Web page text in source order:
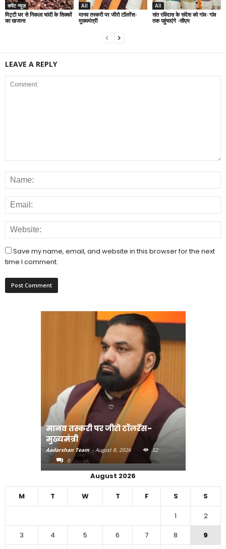
करेंट न्यूज़
मिट्टी घर से निकला चांदी के सिक्कों
का खजाना
All
मानव तस्करी पर जीरो टॉलरेंस-
मुख्यमंत्री
All
संत रविदास के संदेश को गांव- गांव
तक पहुंचाएंगे -सीएम
LEAVE A REPLY
Save my name, email, and website in this browser for the next
time I comment.
मानव तस्करी पर जीरो टॉलरेंस-
मुख्यमंत्री
Aadarshan Team - August 8, 2026
32
0
August 2026
M T W T F S S
1
2
3
4 5 6 7 8
9